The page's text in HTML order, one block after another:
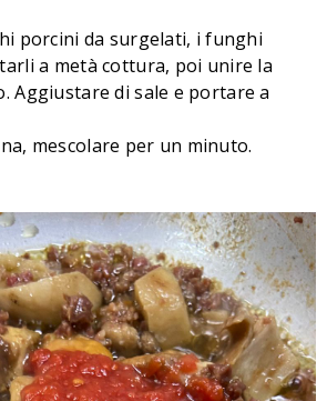
porcini da surgelati, i funghi
a metà cottura, poi unire la
Aggiustare di sale e portare a
mescolare per un minuto.